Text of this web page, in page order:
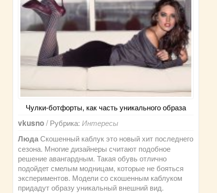
Чулки-ботфорты, как часть уникального образа
vkusno/ Рубрика:Интересы
ЛюдаСкошенный каблук это новый хит последнего
сезона. Многие дизайнеры считают подобное
решение авангардным. Такая обувь отлично
подойдет смелым модницам, которые не бояться
экспериментов. Модели со скошенным каблуком
придадут образу уникальный внешний вид.